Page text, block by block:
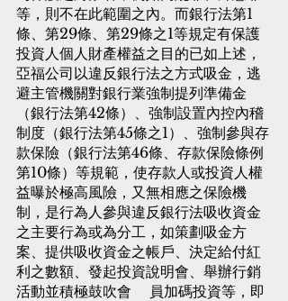
等，則不在此範圍之內。而銀行法第1
條、第29條、第29條之1等規定有保護
投資人個人財產權益之目的已如上述，
亞福公司以違反銀行法之方式吸金，逃
避主管機關對銀行業強制提列準備金
（銀行法第42條）、強制設置內控內稽
制度（銀行法第45條之1）、強制參與存
款保險（銀行法第46條、存款保險條例
第10條）等規範，使存款人或投資人權
益曝於極高風險，又無相應之保險機
制，是行為人參與違反銀行法吸收資金
之主要行為或為分工，如策劃吸金方
案、提供吸收資金之帳戶、決定給付紅
利之數額、發起投資說明會、舉辦行銷
活動並積極鼓吹會    員加碼投資等，即